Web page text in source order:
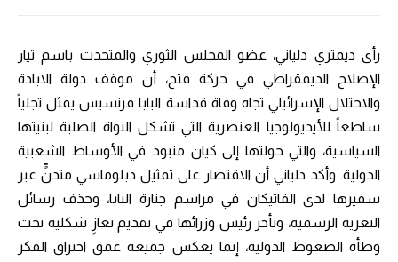
رأى ديمتري دلياني، عضو المجلس الثوري والمتحدث باسم تيار
الإصلاح الديمقراطي في حركة فتح، أن موقف دولة الابادة
والاحتلال الإسرائيلي تجاه وفاة قداسة البابا فرنسيس يمثل تجلياً
ساطعاً للأيديولوجيا العنصرية التي تشكل النواة الصلبة لبنيتها
السياسية، والتي حولتها إلى كيان منبوذ في الأوساط الشعبية
الدولية. وأكد دلياني أن الاقتصار على تمثيل دبلوماسي متدنٍّ عبر
سفيرها لدى الفاتيكان في مراسم جنازة البابا، وحذف رسائل
التعزية الرسمية، وتأخر رئيس وزرائها في تقديم تعازٍ شكلية تحت
وطأة الضغوط الدولية، إنما يعكس جميعه عمق اختراق الفكر